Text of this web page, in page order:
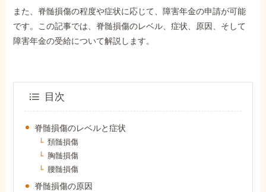
障害年金の金額
Q&A・相談事例
障害年金コラム
お知らせ
また、脊髄損傷の程度や症状に応じて、障害年金の申請が可能
です。この記事では、脊髄損傷のレベル、症状、原因、そして
障害年金の受給について解説します。
目次
脊髄損傷のレベルと症状
頚髄損傷
胸髄損傷
腰髄損傷
脊髄損傷の原因